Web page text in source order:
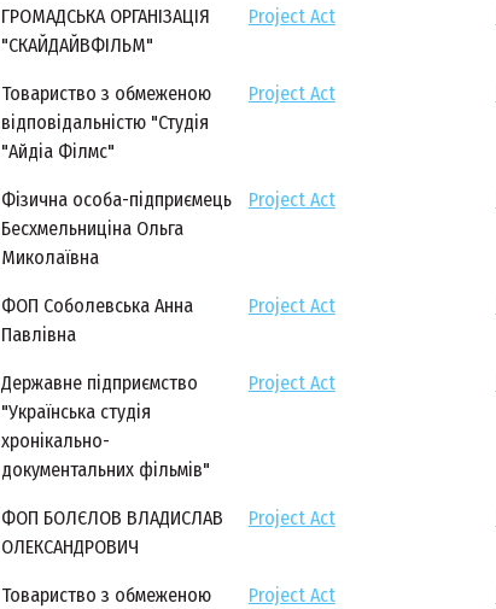
ГРОМАДСЬКА ОРГАНІЗАЦІЯ
"СКАЙДАЙВФІЛЬМ"
Project Act
Товариство з обмеженою
відповідальністю "Студія
"Айдіа Філмс"
Project Act
Фізична особа-підприємець
Бесхмельниціна Ольга
Миколаївна
Project Act
ФОП Соболевська Анна
Павлівна
Project Act
Державне підприємство
"Українська студія
хронікально-
документальних фільмів"
Project Act
ФОП БОЛЄЛОВ ВЛАДИСЛАВ
ОЛЕКСАНДРОВИЧ
Project Act
Товариство з обмеженою
Project Act